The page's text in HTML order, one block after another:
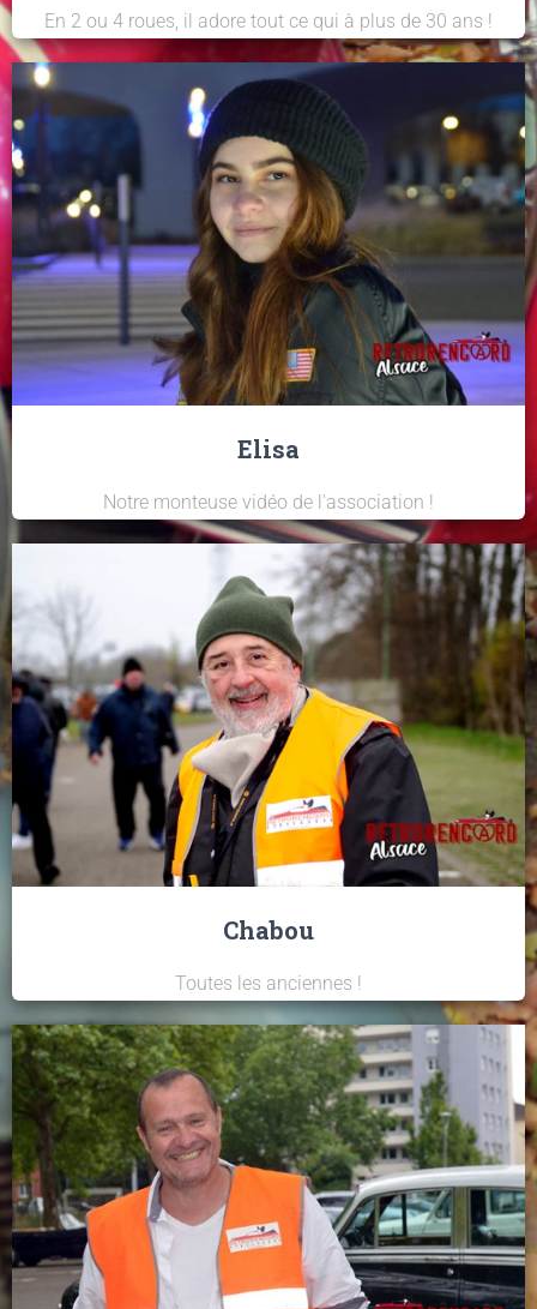
En 2 ou 4 roues, il adore tout ce qui à plus de 30 ans !
Elisa
Notre monteuse vidéo de l'association !
Chabou
Toutes les anciennes !